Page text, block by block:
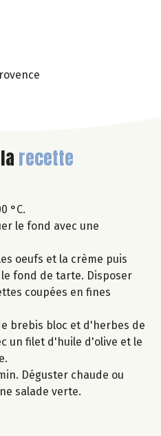
recette
°C.
le fond avec une
oeufs et la crème puis
fond de tarte. Disposer
coupées en fines
brebis bloc et d'herbes de
un filet d'huile d'olive et le
Déguster chaude ou
salade verte.